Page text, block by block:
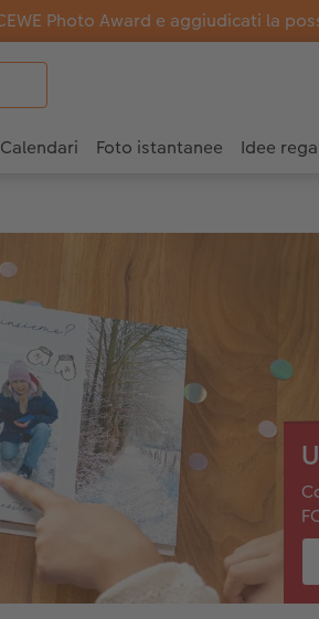
Photo Award e aggiudicati la
Calendari Foto istantanee Idee